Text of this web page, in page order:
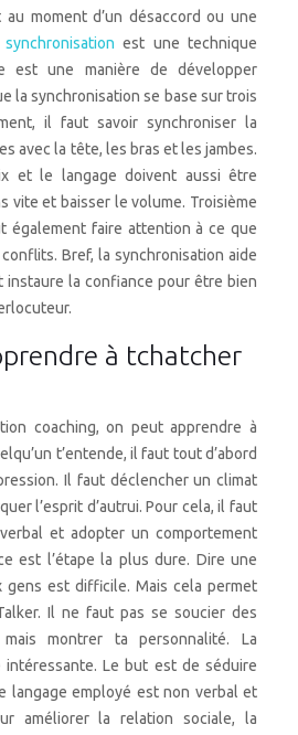
moment d’un désaccord ou une
synchronisation est une technique
est une manière de développer
la synchronisation se base sur trois
il faut savoir synchroniser la
avec la tête, les bras et les jambes.
et le langage doivent aussi être
vite et baisser le volume. Troisième
également faire attention à ce que
Bref, la synchronisation aide
instaure la confiance pour être bien
à tchatcher
coaching, on peut apprendre à
t’entende, il faut tout d’abord
Il faut déclencher un climat
l’esprit d’autrui. Pour cela, il faut
et adopter un comportement
est l’étape la plus dure. Dire une
gens est difficile. Mais cela permet
Il ne faut pas se soucier des
montrer ta personnalité. La
Le but est de séduire
langage employé est non verbal et
améliorer la relation sociale, la